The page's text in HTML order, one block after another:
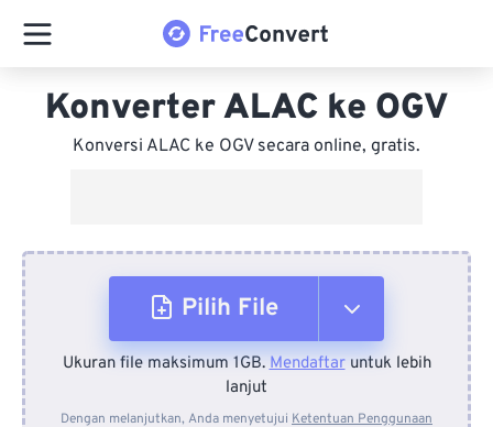
Konverter ALAC ke OGV
Konversi ALAC ke OGV secara online, gratis.
Pilih File
Dari Perangkat
Ukuran file maksimum 1GB.Mendaftaruntuk lebih
lanjut
Dengan melanjutkan, Anda menyetujui Ketentuan Penggunaan